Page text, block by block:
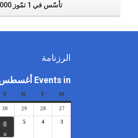
تأسّس في 1 تمّوز 2000
الرزنامة
Events in أغسطس 2026
M
T
W
T
27
28
29
30
3
4
5
6
●